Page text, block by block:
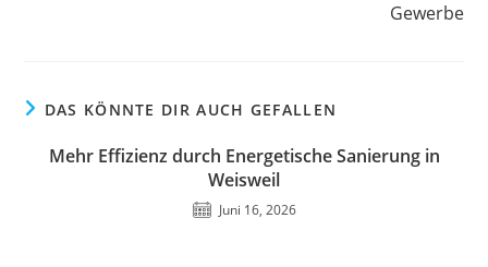
Gewerbe
DAS KÖNNTE DIR AUCH GEFALLEN
Mehr Effizienz durch Energetische Sanierung in
Weisweil
Juni 16, 2026